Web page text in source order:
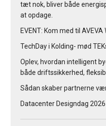
tæt nok, bliver både
at opdage.
EVENT: Kom med til AVEVA
TechDay i Kolding- mød
Oplev, hvordan intelligent
både driftssikkerhed,
Sådan skaber partnerne
Datacenter Designdag 2026